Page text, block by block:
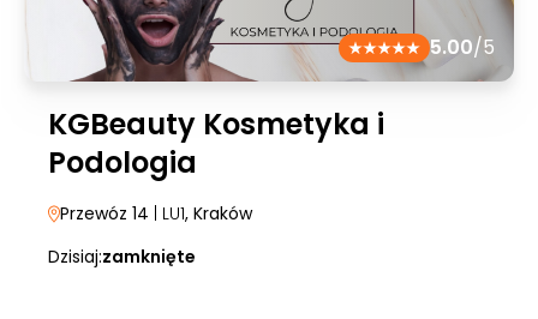
5.00/5
KGBeauty Kosmetyka i
Podologia
Przewóz 14 | LU1, Kraków
Dzisiaj:zamknięte